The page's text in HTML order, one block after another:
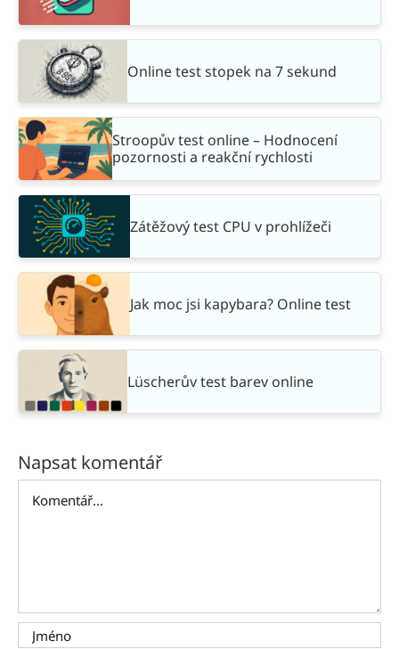
Online test stopek na 7 sekund
Stroopův test online – Hodnocení
pozornosti a reakční rychlosti
Zátěžový test CPU v prohlížeči
Jak moc jsi kapybara? Online test
Lüscherův test barev online
Napsat komentář
Komentář